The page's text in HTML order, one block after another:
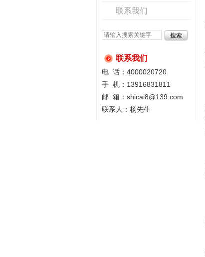
联系我们
联系我们
电 话：4000020720
手 机：13916831811
邮 箱：shicai8@139.com
联系人：杨先生